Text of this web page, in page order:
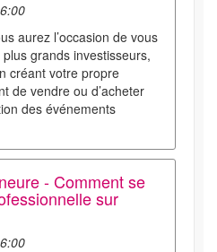
aurez l’occasion de vous
grands investisseurs,
créant votre propre
de vendre ou d’acheter
des événements
- Comment se
sur